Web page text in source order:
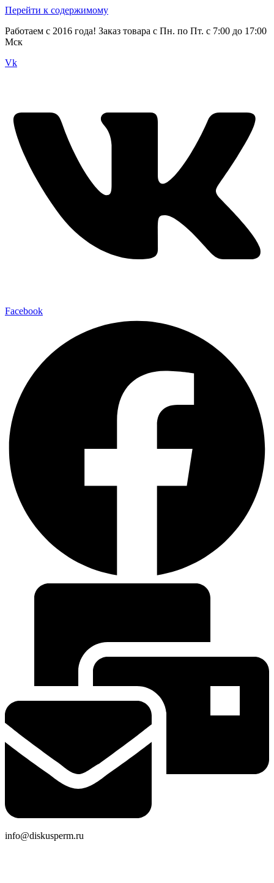
Перейти к содержимому
Работаем с 2016 года! Заказ товара с Пн. по Пт. с 7:00 до 17:00
Мск
Vk
Facebook
info@diskusperm.ru